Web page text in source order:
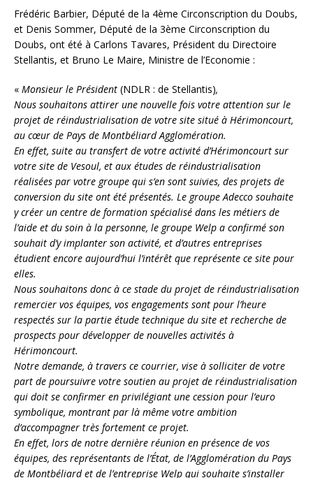
Frédéric Barbier, Député de la 4ème Circonscription du Doubs,
et Denis Sommer, Député de la 3ème Circonscription du
Doubs, ont été à Carlons Tavares, Président du Directoire
Stellantis, et Bruno Le Maire, Ministre de l’Economie :
« Monsieur le Président (NDLR : de Stellantis),
Nous souhaitons attirer une nouvelle fois votre attention sur le
projet de réindustrialisation de votre site situé à Hérimoncourt,
au cœur de Pays de Montbéliard Agglomération.
En effet, suite au transfert de votre activité d’Hérimoncourt sur
votre site de Vesoul, et aux études de réindustrialisation
réalisées par votre groupe qui s’en sont suivies, des projets de
conversion du site ont été présentés. Le groupe Adecco souhaite
y créer un centre de formation spécialisé dans les métiers de
l’aide et du soin à la personne, le groupe Welp a confirmé son
souhait d’y implanter son activité, et d’autres entreprises
étudient encore aujourd’hui l’intérêt que représente ce site pour
elles.
Nous souhaitons donc à ce stade du projet de réindustrialisation
remercier vos équipes, vos engagements sont pour l’heure
respectés sur la partie étude technique du site et recherche de
prospects pour développer de nouvelles activités à
Hérimoncourt.
Notre demande, à travers ce courrier, vise à solliciter de votre
part de poursuivre votre soutien au projet de réindustrialisation
qui doit se confirmer en privilégiant une cession pour l’euro
symbolique, montrant par là même votre ambition
d’accompagner très fortement ce projet.
En effet, lors de notre dernière réunion en présence de vos
équipes, des représentants de l’État, de l’Agglomération du Pays
de Montbéliard et de l’entreprise Welp qui souhaite s’installer